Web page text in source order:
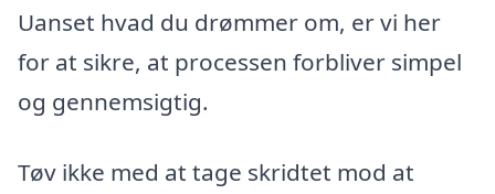
Uanset hvad du drømmer om, er vi her
for at sikre, at processen forbliver simpel
og gennemsigtig.
Tøv ikke med at tage skridtet mod at